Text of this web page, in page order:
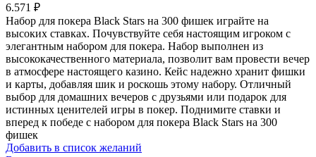
6.571 ₽
Набор для покера Black Stars на 300 фишек играйте на
высоких ставках. Почувствуйте себя настоящим игроком с
элегантным набором для покера. Набор выполнен из
высококачественного материала, позволит вам провести вечер
в атмосфере настоящего казино. Кейс надежно хранит фишки
и карты, добавляя шик и роскошь этому набору. Отличный
выбор для домашних вечеров с друзьями или подарок для
истинных ценителей игры в покер. Поднимите ставки и
вперед к победе с набором для покера Black Stars на 300
фишек
Добавить в список желаний